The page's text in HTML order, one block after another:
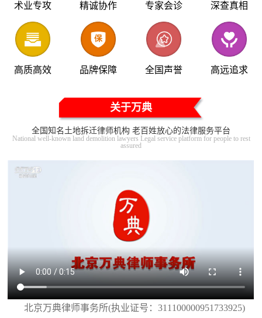
术业专攻 精诚协作 专家会诊 深查真相
高质高效 品牌保障 全国声誉 高远追求
关于万典
全国知名土地拆迁律师机构 老百姓放心的法律服务平台
National well-known land demolition lawyers Legal service platform for people to rest
assured
北京万典律师事务所(执业证号：311100000951733925)